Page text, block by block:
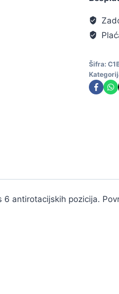
Šifra:
antirotacijskih pozicija.